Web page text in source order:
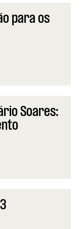
para os
para os 50 anos
Soares:
Soares: